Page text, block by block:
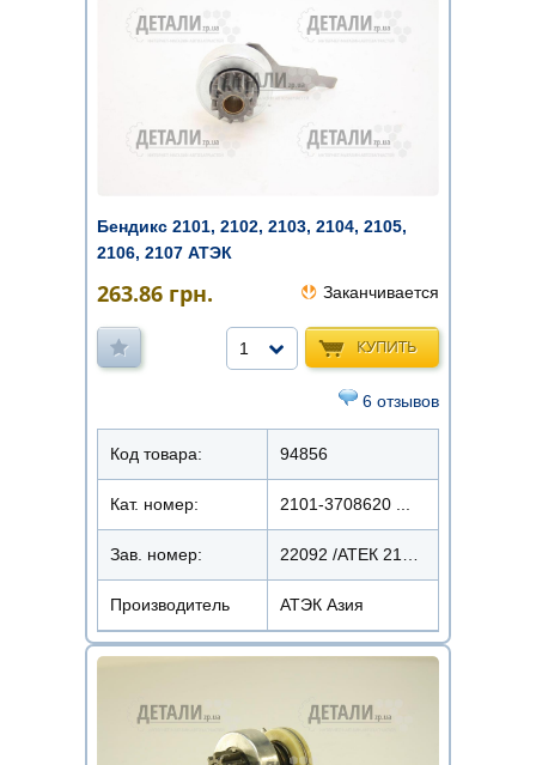
Бендикс 2101, 2102, 2103, 2104, 2105,
2106, 2107 АТЭК
263.86 грн. Заканчивается
КУПИТЬ
1
6 отзывов
Код товара: 94856
Кат. номер: 2101-3708620 ...
Зав. номер:
Производитель АТЭК Азия